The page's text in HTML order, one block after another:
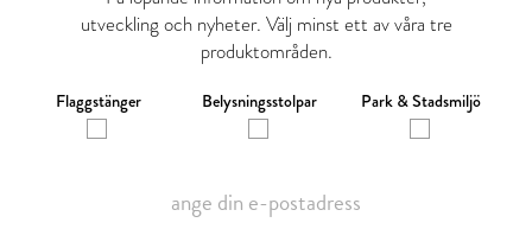
utveckling och nyheter. Välj minst ett av våra tre
produktområden.
Flaggstänger Belysningsstolpar Park & Stadsmiljö